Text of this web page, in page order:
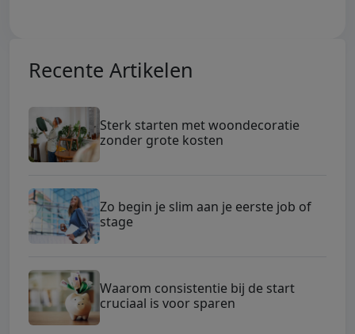
Recente Artikelen
Sterk starten met woondecoratie
zonder grote kosten
Zo begin je slim aan je eerste job of
stage
Waarom consistentie bij de start
cruciaal is voor sparen